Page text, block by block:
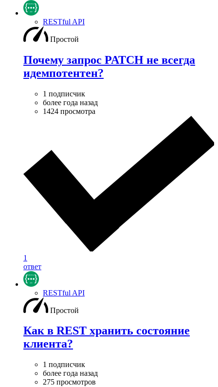
RESTful API
Простой
Почему запрос PATCH не всегда
идемпотентен?
1 подписчик
более года назад
1424 просмотра
1
ответ
RESTful API
Простой
Как в REST хранить состояние
клиента?
1 подписчик
более года назад
275 просмотров